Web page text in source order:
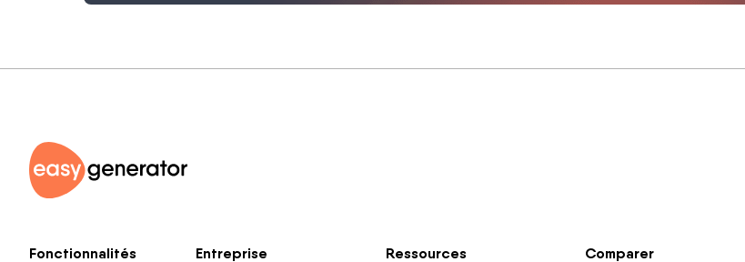
Fonctionnalités Entreprise Ressources Comparer